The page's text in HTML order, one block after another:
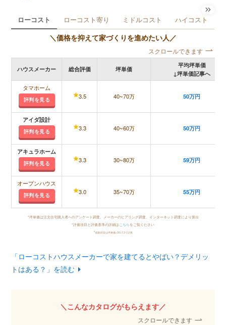
ローコスト ローコスト寄り ミドルコスト ハイコスト
＼価格を抑えて家づくりを進めたい人／
スクロールできます
ハウスメーカー 総合評価 坪単価
平均坪単価
↓坪単価記事へ
タマホーム
評判を見る 3.5 40~70万 50万円
アイダ設計
評判を見る 3.3 40~60万 50万円
アキュラホーム
評判を見る 3.3 30~80万 59万円
オープンハウス
評判を見る 3.0 35~70万 55万円
*坪単価は注文住宅購入者へのアンケート調査、メーカーのヒアリング調査、インターネット調査により算出
*評価項目と評価基準の詳細はこちら をご覧ください
*総額目安は坪単価×30×1.3で計算
「ローコストハウスメーカーで家を建てるとやばい？デメリッ
トはある？」を読む
＼こんなカタログがもらえます／
スクロールできます